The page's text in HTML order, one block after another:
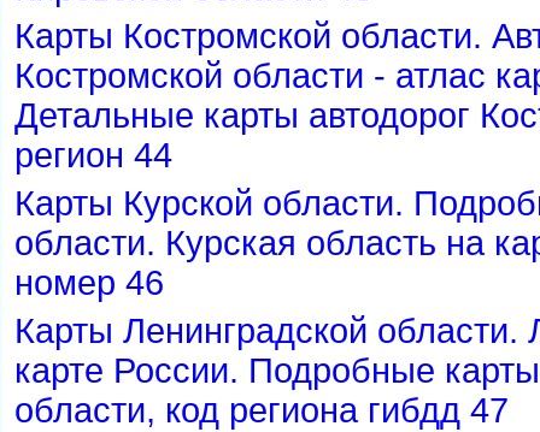
Карты Костромской области.
Костромской области - атлас
Детальные карты автодорог
регион 44
Карты Курской области.
области. Курская область на
номер 46
Карты Ленинградской области.
карте России. Подробные
области, код региона гибдд 47